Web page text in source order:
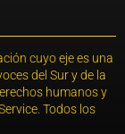
cuyo eje es una
del Sur y de la
humanos y
Todos los